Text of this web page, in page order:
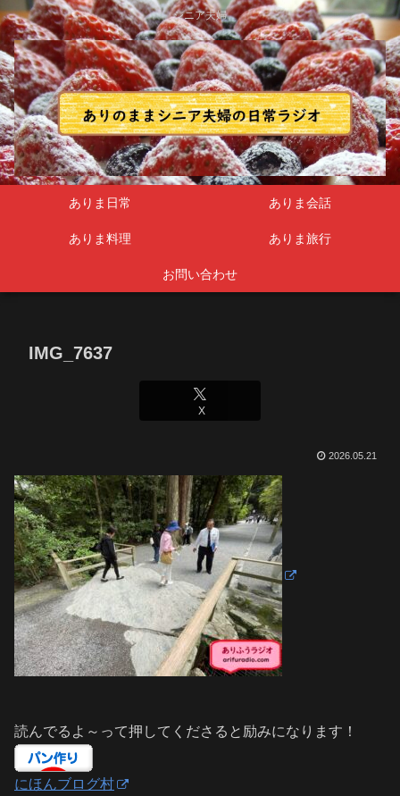
シニア夫婦
ありま日常 ありま会話
ありま料理 ありま旅行
お問い合わせ
IMG_7637
X
2026.05.21
読んでるよ～って押してくださると励みになります！
にほんブログ村